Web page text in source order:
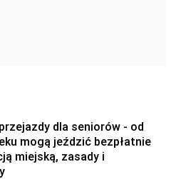
dla seniorów - od
mogą jeździć bezpłatnie
miejską, zasady i